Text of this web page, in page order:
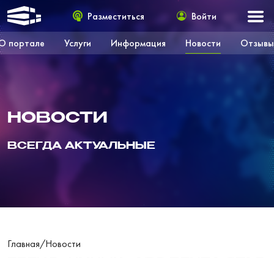
портале Услуги Информация Новости Отзывы
Разместиться Войти
НОВОСТИ
ВСЕГДА АКТУАЛЬНЫЕ
Главная/Новости